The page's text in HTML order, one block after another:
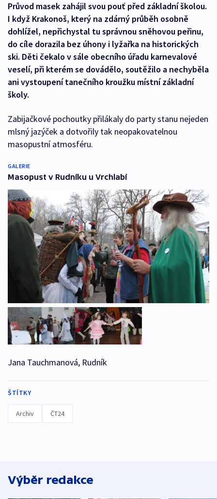
Průvod masek zahájil svou pouť před základní školou.
I když Krakonoš, který na zdárný průběh osobně
dohlížel, nepřichystal tu správnou sněhovou peřinu,
do cíle dorazila bez úhony i lyžařka na historických
ski. Děti čekalo v sále obecního úřadu karnevalové
veselí, při kterém se dovádělo, soutěžilo a nechyběla
ani vystoupení tanečního kroužku místní základní
školy.
Zabijačkové pochoutky přilákaly do party stanu nejeden
mlsný jazýček a dotvořily tak neopakovatelnou
masopustní atmosféru.
GALERIE
Masopust v Rudníku u Vrchlabí
Jana Tauchmanová, Rudník
ŠTÍTKY
Archiv ČT24
Výběr redakce